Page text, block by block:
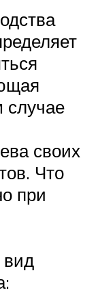
случае
своих
Что
при
вид